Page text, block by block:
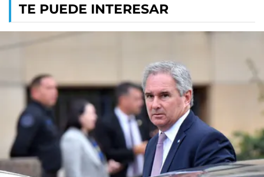
TE PUEDE INTERESAR